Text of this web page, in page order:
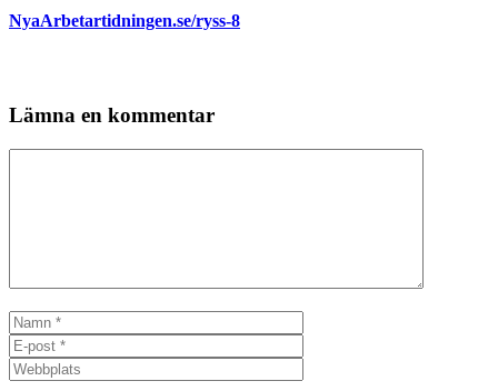
NyaArbetartidningen.se/ryss-8
Lämna en kommentar
Namn
post